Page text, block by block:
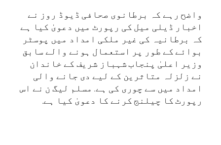
واضح رہے کہ برطانوی صحافی ڈیوڈ روز نے
اخبار ڈیلی میل کی رپورٹ میں دعویٰ کیا ہے
کہ برطانیہ کی غیر ملکی امداد میں پوسٹر
بوائے کے طور پر استعمال ہونے والے سابق
وزیر اعلیٰ پنجاب شہباز شریف کے خاندان
نے زلزلہ متاثرین کے لیے دی جانے والی
امداد میں سے چوری کی ہے. مسلم لیگ ن نے اس
رپورٹ کا چیلنج کرنے کا دعویٰ کیا ہے.